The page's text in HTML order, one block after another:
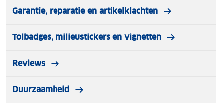
Garantie, reparatie en artikelklachten
Tolbadges, milieustickers en vignetten
Reviews
Duurzaamheid